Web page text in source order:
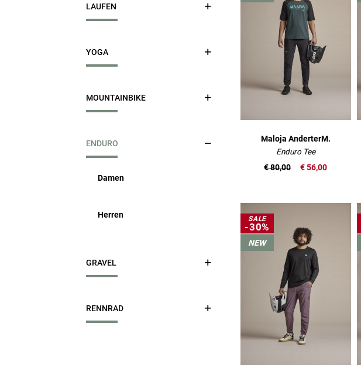
Maloja AnderterM.
Enduro Tee
€ 56,00
€ 80,00
SALE
-30%
NEW
LAUFEN
YOGA
MOUNTAINBIKE
ENDURO
Damen
Herren
GRAVEL
RENNRAD